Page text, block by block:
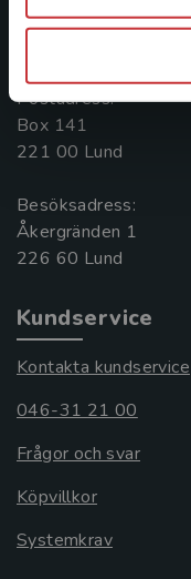
Kontakta oss
Postadress:
Box 141
221 00 Lund
Besöksadress:
Åkergränden 1
Kundservice
Kontakta kundservice
046-31 21 00
Frågor och svar
Köpvillkor
Systemkrav